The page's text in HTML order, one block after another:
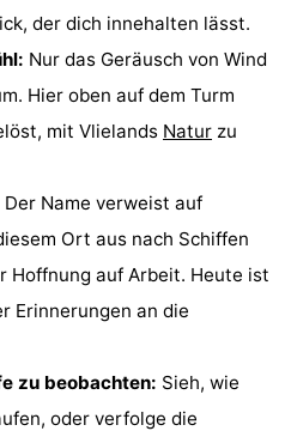
der dich innehalten lässt.
Nur das Geräusch von Wind
Hier oben auf dem Turm
mit Vlielands Natur zu
Der Name verweist auf
Ort aus nach Schiffen
Hoffnung auf Arbeit. Heute ist
Erinnerungen an die
zu beobachten: Sieh, wie
oder verfolge die